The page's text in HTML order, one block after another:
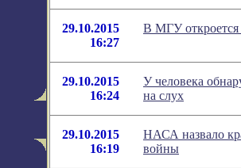
29.10.2015
16:27
В МГУ откроется
29.10.2015
16:24
У человека
на слух
29.10.2015
16:19
НАСА назвало
войны